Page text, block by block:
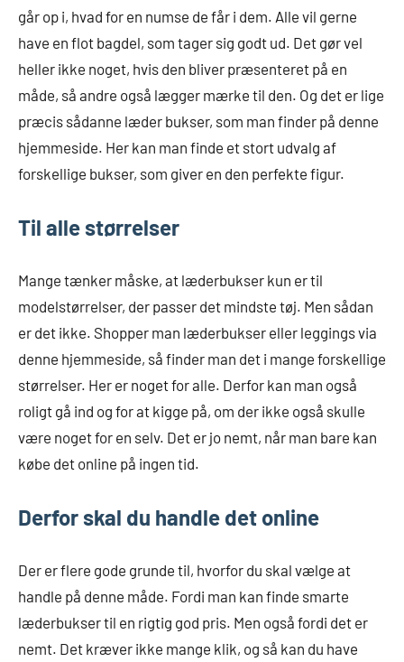
går op i, hvad for en numse de får i dem. Alle vil gerne
have en flot bagdel, som tager sig godt ud. Det gør vel
heller ikke noget, hvis den bliver præsenteret på en
måde, så andre også lægger mærke til den. Og det er lige
præcis sådanne læder bukser, som man finder på denne
hjemmeside. Her kan man finde et stort udvalg af
forskellige bukser, som giver en den perfekte figur.
Til alle størrelser
Mange tænker måske, at læderbukser kun er til
modelstørrelser, der passer det mindste tøj. Men sådan
er det ikke. Shopper man læderbukser eller leggings via
denne hjemmeside, så finder man det i mange forskellige
størrelser. Her er noget for alle. Derfor kan man også
roligt gå ind og for at kigge på, om der ikke også skulle
være noget for en selv. Det er jo nemt, når man bare kan
købe det online på ingen tid.
Derfor skal du handle det online
Der er flere gode grunde til, hvorfor du skal vælge at
handle på denne måde. Fordi man kan finde smarte
læderbukser til en rigtig god pris. Men også fordi det er
nemt. Det kræver ikke mange klik, og så kan du have